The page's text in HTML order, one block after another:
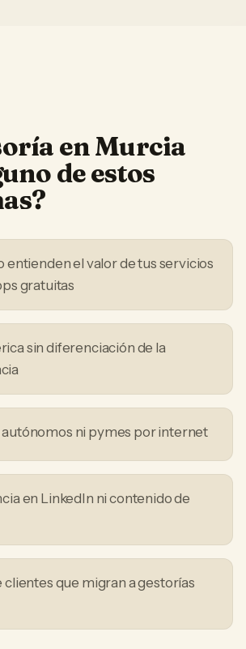
enMurcia
de estos
entienden el valor de tus servicios
gratuitas
sin diferenciación de la
autónomos ni pymes por internet
en LinkedIn ni contenido de
clientes que migran a gestorías